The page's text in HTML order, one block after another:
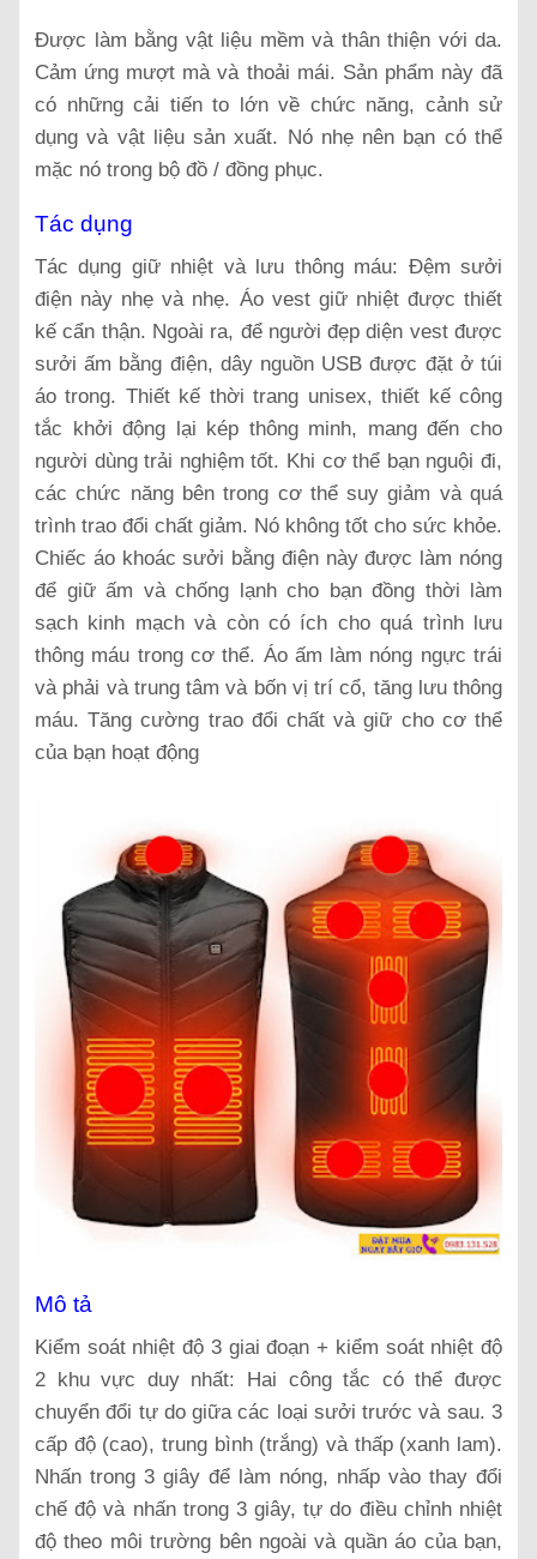
Được làm bằng vật liệu mềm và thân thiện với da.
Cảm ứng mượt mà và thoải mái. Sản phẩm này đã
có những cải tiến to lớn về chức năng, cảnh sử
dụng và vật liệu sản xuất. Nó nhẹ nên bạn có thể
mặc nó trong bộ đồ / đồng phục.
Tác dụng
Tác dụng giữ nhiệt và lưu thông máu: Đệm sưởi
điện này nhẹ và nhẹ. Áo vest giữ nhiệt được thiết
kế cẩn thận. Ngoài ra, để người đẹp diện vest được
sưởi ấm bằng điện, dây nguồn USB được đặt ở túi
áo trong. Thiết kế thời trang unisex, thiết kế công
tắc khởi động lại kép thông minh, mang đến cho
người dùng trải nghiệm tốt. Khi cơ thể bạn nguội đi,
các chức năng bên trong cơ thể suy giảm và quá
trình trao đổi chất giảm. Nó không tốt cho sức khỏe.
Chiếc áo khoác sưởi bằng điện này được làm nóng
để giữ ấm và chống lạnh cho bạn đồng thời làm
sạch kinh mạch và còn có ích cho quá trình lưu
thông máu trong cơ thể. Áo ấm làm nóng ngực trái
và phải và trung tâm và bốn vị trí cổ, tăng lưu thông
máu. Tăng cường trao đổi chất và giữ cho cơ thể
của bạn hoạt động
Mô tả
Kiểm soát nhiệt độ 3 giai đoạn + kiểm soát nhiệt độ
2 khu vực duy nhất: Hai công tắc có thể được
chuyển đổi tự do giữa các loại sưởi trước và sau. 3
cấp độ (cao), trung bình (trắng) và thấp (xanh lam).
Nhấn trong 3 giây để làm nóng, nhấp vào thay đổi
chế độ và nhấn trong 3 giây, tự do điều chỉnh nhiệt
độ theo môi trường bên ngoài và quần áo của bạn,